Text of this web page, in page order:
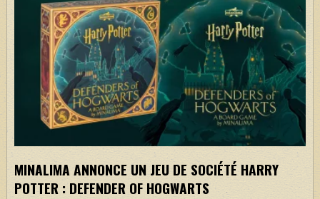
MINALIMA ANNONCE UN JEU DE SOCIÉTÉ HARRY
POTTER : DEFENDER OF HOGWARTS